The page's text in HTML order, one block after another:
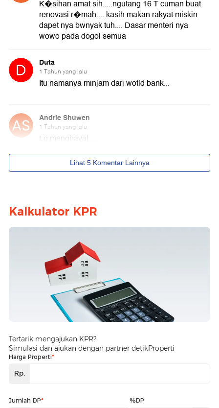
Kalkulator KPR
Tertarik mengajukan KPR?
Simulasi dan ajukan dengan partner detikProperti
Harga Properti*
Rp.
Jumlah DP* %DP